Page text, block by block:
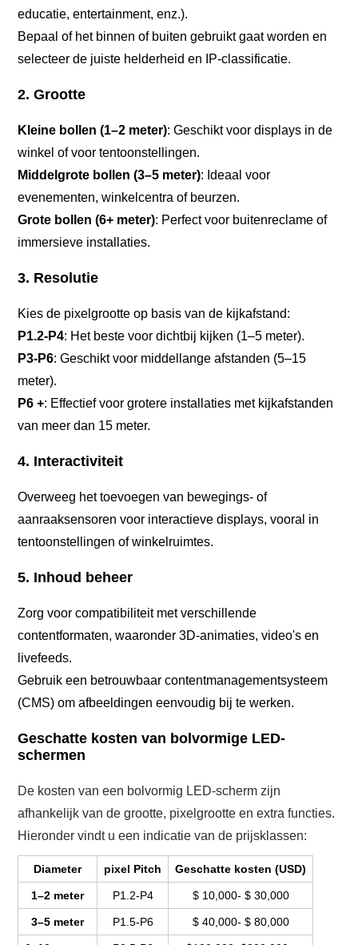
educatie, entertainment, enz.).
Bepaal of het binnen of buiten gebruikt gaat worden en
selecteer de juiste helderheid en IP-classificatie.
2. Grootte
Kleine bollen (1–2 meter): Geschikt voor displays in de
winkel of voor tentoonstellingen.
Middelgrote bollen (3–5 meter): Ideaal voor
evenementen, winkelcentra of beurzen.
Grote bollen (6+ meter): Perfect voor buitenreclame of
immersieve installaties.
3. Resolutie
Kies de pixelgrootte op basis van de kijkafstand:
P1.2-P4: Het beste voor dichtbij kijken (1–5 meter).
P3-P6: Geschikt voor middellange afstanden (5–15
meter).
P6 +: Effectief voor grotere installaties met kijkafstanden
van meer dan 15 meter.
4. Interactiviteit
Overweeg het toevoegen van bewegings- of
aanraaksensoren voor interactieve displays, vooral in
tentoonstellingen of winkelruimtes.
5. Inhoud beheer
Zorg voor compatibiliteit met verschillende
contentformaten, waaronder 3D-animaties, video's en
livefeeds.
Gebruik een betrouwbaar contentmanagementsysteem
(CMS) om afbeeldingen eenvoudig bij te werken.
Geschatte kosten van bolvormige LED-
schermen
De kosten van een bolvormig LED-scherm zijn
afhankelijk van de grootte, pixelgrootte en extra functies.
Hieronder vindt u een indicatie van de prijsklassen:
Diameter pixel Pitch Geschatte kosten (USD)
1–2 meter P1.2-P4 $ 10,000- $ 30,000
3–5 meter P1.5-P6 $ 40,000- $ 80,000